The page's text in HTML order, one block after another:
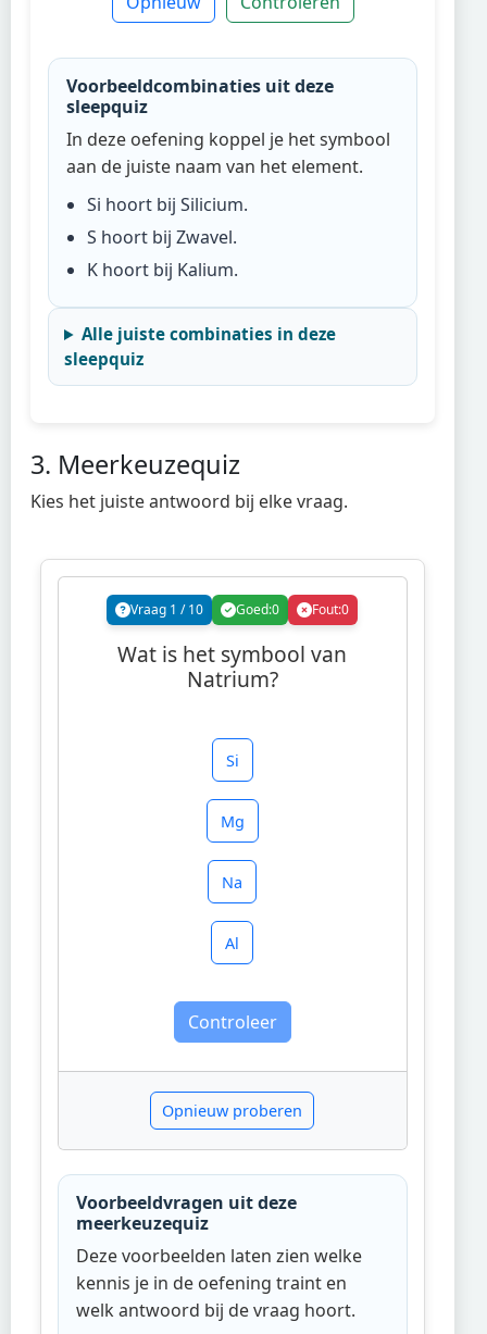
Voorbeeldcombinaties uit deze
sleepquiz
In deze oefening koppel je het symbool
aan de juiste naam van het element.
Si hoort bijSilicium.
S hoort bijZwavel.
K hoort bij Kalium.
Alle juiste combinaties in deze
sleepquiz
3. Meerkeuzequiz
Kies het juiste antwoord bij elke vraag.
Vraag 1 /10 Goed:0 Fout:0
Wat is het symbool van
Natrium?
Si
Mg
Na
Al
Controleer
Opnieuw proberen
Voorbeeldvragen uit deze
meerkeuzequiz
Deze voorbeelden laten zien welke
kennis je in de oefening traint en
welk antwoord bij de vraag hoort.